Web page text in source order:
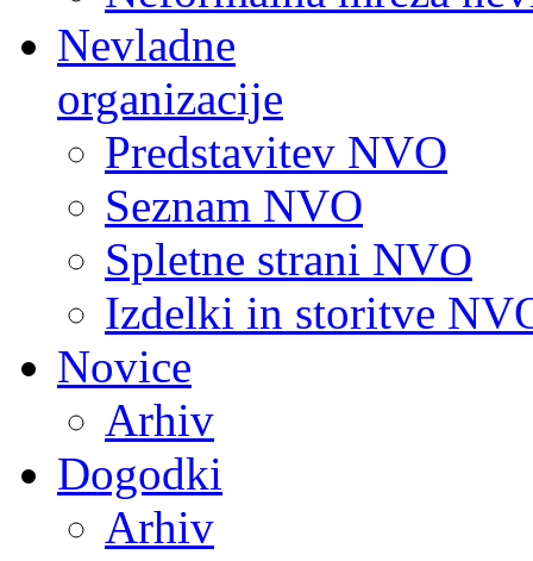
Nevladne
organizacije
Predstavitev NVO
Seznam NVO
Spletne strani NVO
Izdelki in storitve
Novice
Arhiv
Dogodki
Arhiv